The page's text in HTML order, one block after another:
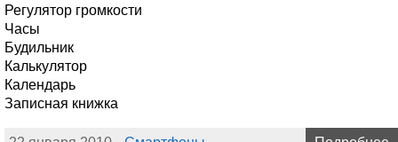
Регулятор громкости
Часы
Будильник
Калькулятор
Календарь
Записная книжка